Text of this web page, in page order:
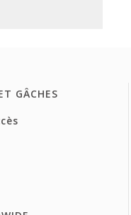
GÂCHES